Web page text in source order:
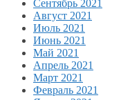
Сентябрь 2021
Август 2021
Июль 2021
Июнь 2021
Май 2021
Апрель 2021
Март 2021
Февраль 2021